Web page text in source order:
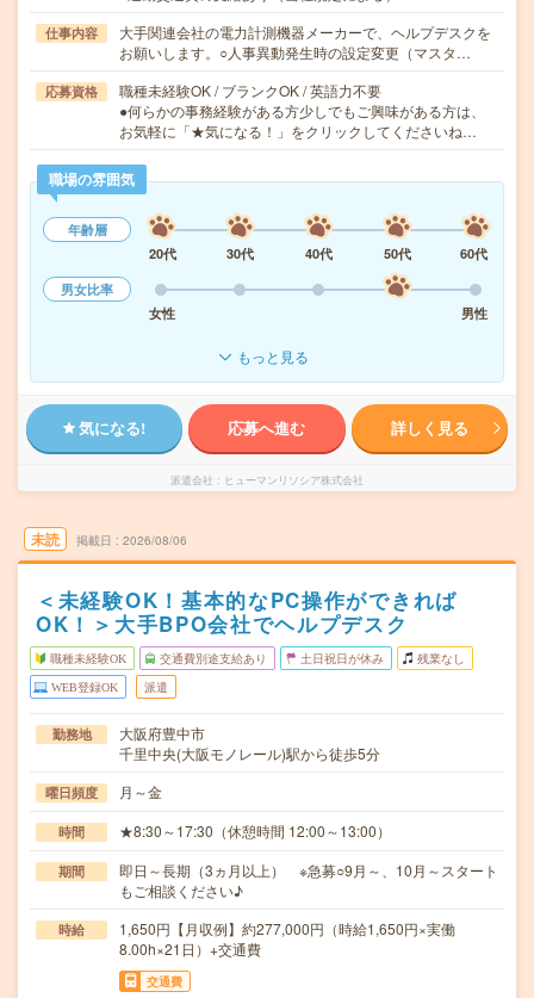
仕事内容
大手関連会社の電力計測機器メーカーで、ヘルプデスクを
お願いします。○人事異動発生時の設定変更（マスタ…
応募資格
職種未経験OK / ブランクOK / 英語力不要
●何らかの事務経験がある方少しでもご興味がある方は、
お気軽に「★気になる！」をクリックしてくださいね…
職場の雰囲気
年齢層
20代
30代 40代 50代
60代
男女比率
女性
男性
もっと見る
気になる! 応募へ進む 詳しく見る
派遣会社 ヒューマンリソシア株式会社
未読 掲載日 2026/08/06
＜未経験OK！基本的なPC操作ができれば
OK！＞大手BPO会社でヘルプデスク
職種未経験OK 交通費別途支給あり 土日祝日が休み 残業なし
WEB登録OK 派遣
勤務地
大阪府豊中市
千里中央(大阪モノレール)駅から徒歩5分
曜日頻度 月～金
時間 ★8:30～17:30（休憩時間 12:00～13:00）
期間
即日～長期（3ヵ月以上） ※急募○9月～、10月～スタート
もご相談ください♪
時給
1,650円【月収例】約277,000円（時給1,650円×実働
8.00h×21日）+交通費
交通費